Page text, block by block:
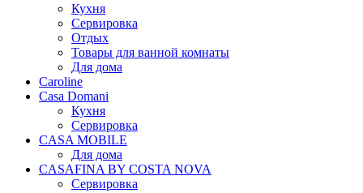
Кухня
Сервировка
Отдых
Товары для ванной комнаты
Для дома
Caroline
Casa Domani
Кухня
Сервировка
CASA MOBILE
Для дома
CASAFINA BY COSTA NOVA
Сервировка